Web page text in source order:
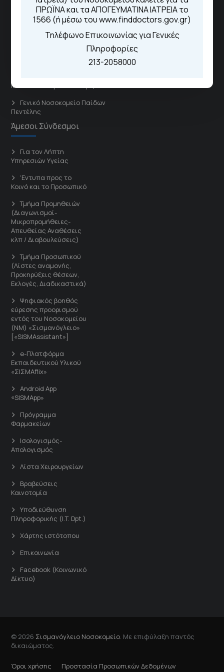
ΠΡΩΪΝΑ και τα ΑΠΟΓΕΥΜΑΤΙΝΑ ΙΑΤΡΕΙΑ το
1566 (ή μέσω του www.finddoctors.gov.gr)
Τηλέφωνο Επικοινωνίας για Γενικές
Πληροφορίες
213-2058000
ειδικών προγραμμάτων βελτίωσης της ποιότητας
Διασυνδεόμενα Νοσοκομεία
Μελισσίων “Άμαλία Φλέμιγκ”
Γενικό Νοσοκομείο Παίδων
Πεντέλης
Άμεσοι Σύνδεσμοι
Για τον Λήπτη
Υπηρεσιών Υγείας
'Εντυπα προς το
Κοινό και το Προσωπικό
Τμήμα Προμηθειών
(Διαγωνισμοί-
Μικροπρομήθειες-
Απευθείας Αναθέσεις
κλπ / Διαβουλεύσεις)
Τμήμα Προσωπικού
(Λίστες αναμονής,
Προκηρύξεις θέσεων,
Εκλογές, Διαδικαστικά)
Ψηφιακός βοηθός
εύρεσης προορισμού
εντός του Νοσοκομείου
(ΝΜ) «Σισμανόγλειο»
[«SISMAssistant»]
e-Πλατφόρμα
Εκπαιδευτικού Υλικού
«ΣΙΣΜΑflix»
Android App
«SISMApp»
Πρόγραμμα
Φαρμακείων
Ισολογισμός-
Απολογισμός
Λίστα Χειρουργείων
Βραβεύσεις
Καινοτομία
Υποδιεύθυνση
Πληροφορικής (I.T. Dpt.)
Χάρτης ιστότοπου
Επικοινωνία
Facebook (Κοινωνικό
Δίκτυο)
© 2026 Σισμανόγλειο Νοσοκομείο . Με επιφύλαξη παντός
δικαιώματος.
Όροι χρήσης Προστασία Προσωπικών Δεδομένων